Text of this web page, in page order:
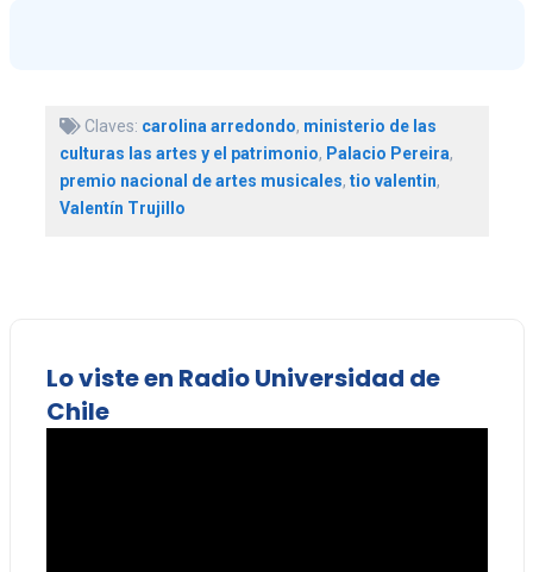
Claves: carolina arredondo, ministerio de las
culturas las artes y el patrimonio, Palacio Pereira,
premio nacional de artes musicales, tio valentin,
Valentín Trujillo
Lo viste en Radio Universidad de
Chile